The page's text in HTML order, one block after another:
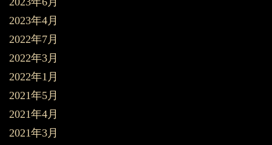
2023年4月
2022年7月
2022年3月
2022年1月
2021年5月
2021年4月
2021年3月